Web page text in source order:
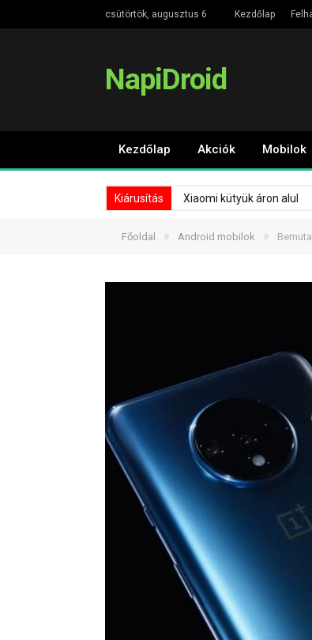
csütörtök, augusztus 6 Kezdőlap
NapiDroid
Kezdőlap Akciók Mobilok
Kiárusítás Xiaomi kütyük áron alul
Főoldal » Android mobilok »